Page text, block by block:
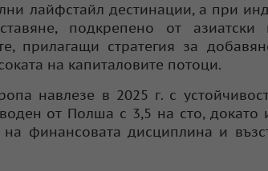
лайфстайл дестинации, а при
подкрепено от азиатски
прилагащи стратегия за
на капиталовите потоци.
навлезе в 2025 г. с
от Полша с 3,5 на сто, докато
финансовата дисциплина и